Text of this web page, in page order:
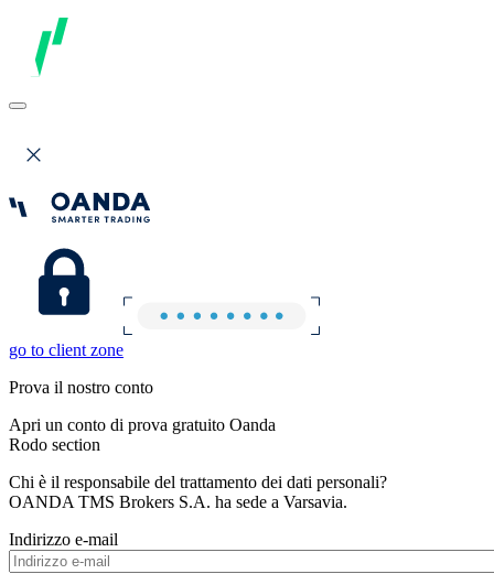
go to client zone
Prova il nostro conto
Apri un conto di prova gratuito Oanda
Rodo section
Chi è il responsabile del trattamento dei dati personali?
OANDA TMS Brokers S.A. ha sede a Varsavia.
Indirizzo e-mail